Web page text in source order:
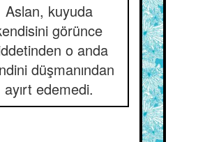
Aslan, kuyuda
görünce
o anda
düşmanından
ayırt edemedi.